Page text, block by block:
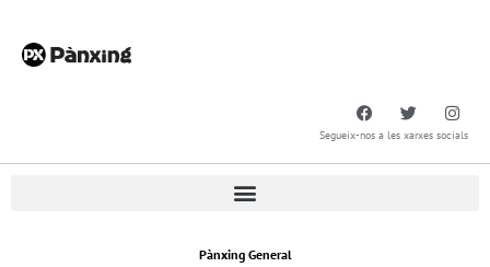
Segueix-nos a les xarxes socials
Pànxing General